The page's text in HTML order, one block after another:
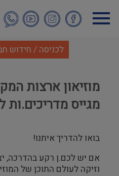
לתוכן
העיקרי
לכניסה / חידוש
מוזיאון ארצות
מגייס
בואו להדריך איתנו!
אם יש לכם.ן רקע בהדרכה,
וזיקה לעולם התוכן של